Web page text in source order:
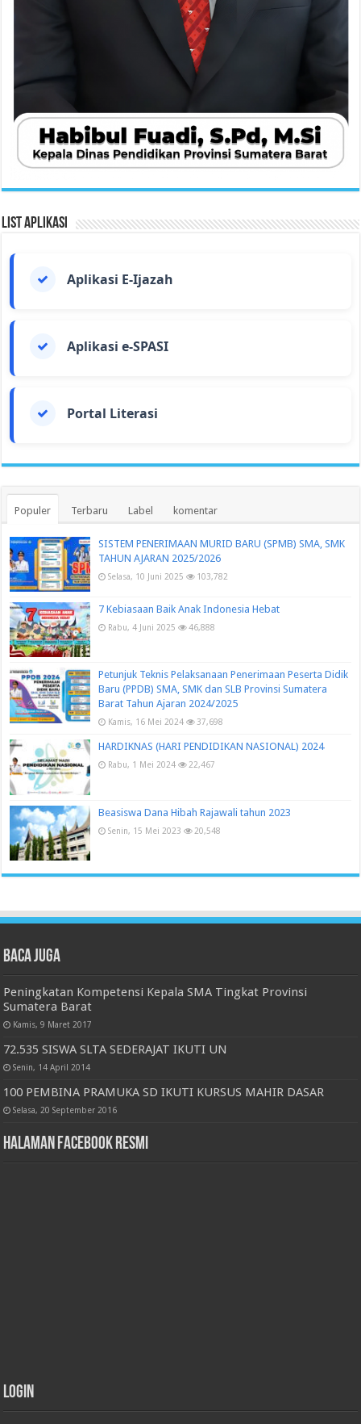
List Aplikasi
Aplikasi E-Ijazah
Aplikasi e-SPASI
Portal Literasi
Populer Terbaru Label komentar
SISTEM PENERIMAAN MURID BARU (SPMB) SMA, SMK
TAHUN AJARAN 2025/2026
Selasa, 10 Juni 2025 103,782
7 Kebiasaan Baik Anak Indonesia Hebat
Rabu, 4 Juni 2025 46,888
Petunjuk Teknis Pelaksanaan Penerimaan Peserta Didik
Baru (PPDB) SMA, SMK dan SLB Provinsi Sumatera
Barat Tahun Ajaran 2024/2025
Kamis, 16 Mei 2024 37,698
HARDIKNAS (HARI PENDIDIKAN NASIONAL) 2024
Rabu, 1 Mei 2024 22,467
Beasiswa Dana Hibah Rajawali tahun 2023
Senin, 15 Mei 2023 20,548
Baca juga
Peningkatan Kompetensi Kepala SMA Tingkat Provinsi
Sumatera Barat
Kamis, 9 Maret 2017
72.535 SISWA SLTA SEDERAJAT IKUTI UN
Senin, 14 April 2014
100 PEMBINA PRAMUKA SD IKUTI KURSUS MAHIR DASAR
Selasa, 20 September 2016
Halaman Facebook Resmi
Login